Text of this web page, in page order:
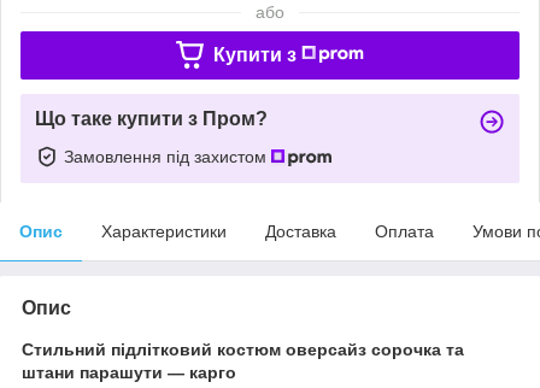
або
Купити з
Що таке купити з Пром?
Замовлення під захистом
Опис Характеристики Доставка Оплата Умови
Опис
Стильний підлітковий костюм оверсайз сорочка та
штани парашути — карго